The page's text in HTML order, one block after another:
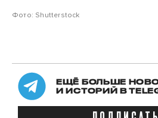
Фото: Shutterstock
ЕЩЁ БОЛЬШЕ
И ИСТОРИЙ В